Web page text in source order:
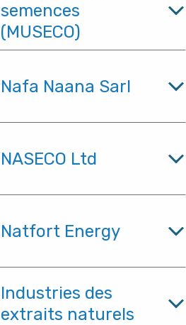
semences
(MUSECO)
Nafa Naana Sarl
NASECO Ltd
Natfort Energy
Industries des
extraits naturels